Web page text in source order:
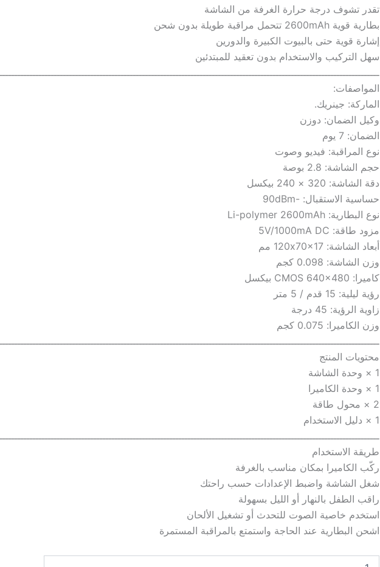
تقدر تشوف درجة حرارة الغرفة من الشاشة
بطارية قوية 2600mAh تتحمل مراقبة طويلة بدون شحن
إشارة قوية حتى بالبيوت الكبيرة والدورين
سهل التركيب والاستخدام بدون تعقيد للمبتدئين
المواصفات:
الماركة: جينريك.
وكيل الضمان: دوزن
الضمان: 7 يوم
نوع المراقبة: فيديو وصوت
حجم الشاشة: 2.8 بوصة
دقة الشاشة: 320 × 240 بيكسل
حساسية الاستقبال: -90dBm
نوع البطارية: Li-polymer 2600mAh
مزود طاقة: 5V/1000mA DC
أبعاد الشاشة: 120x70x17 مم
وزن الشاشة: 0.098 كجم
كاميرا: CMOS 640×480 بيكسل
رؤية ليلية: 15 قدم / 5 متر
زاوية الرؤية: 45 درجة
وزن الكاميرا: 0.075 كجم
محتويات المنتج
1 × وحدة الشاشة
1 × وحدة الكاميرا
2 × محول طاقة
1 × دليل الاستخدام
طريقة الاستخدام
ركّب الكاميرا بمكان مناسب بالغرفة
شغل الشاشة واضبط الإعدادات حسب راحتك
راقب الطفل بالنهار أو الليل بسهولة
استخدم خاصية الصوت للتحدث أو تشغيل الألحان
اشحن البطارية عند الحاجة واستمتع بالمراقبة المستمرة